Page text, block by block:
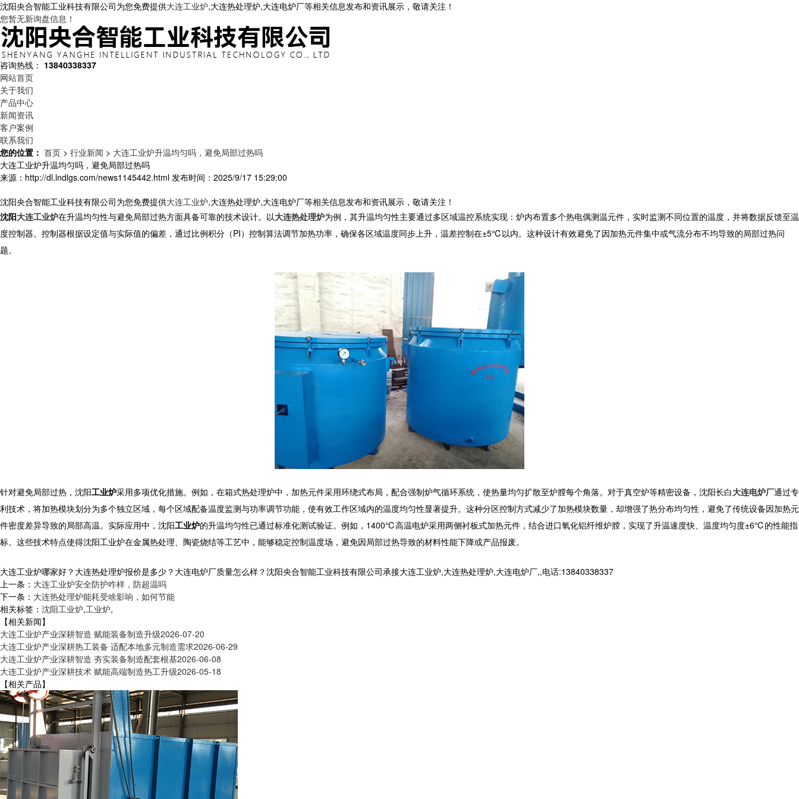
沈阳央合智能工业科技有限公司为您免费提供大连工业炉,大连热处理炉,大连电炉厂等相关信息发布和资讯展示，敬请关注！
您暂无新询盘信息！
咨询热线： 13840338337
网站首页
关于我们
产品中心
新闻资讯
客户案例
联系我们
您的位置： 首页 > 行业新闻 > 大连工业炉升温均匀吗，避免局部过热吗
大连工业炉升温均匀吗，避免局部过热吗
来源：http://dl.lndlgs.com/news1145442.html 发布时间：2025/9/17 15:29:00
沈阳央合智能工业科技有限公司为您免费提供大连工业炉,大连热处理炉,大连电炉厂等相关信息发布和资讯展示，敬请关注！
沈阳大连工业炉在升温均匀性与避免局部过热方面具备可靠的技术设计。以大连热处理炉为例，其升温均匀性主要通过多区域温控系统实现：炉内布置多个热电偶测温元件，实时监测不同位置的温度，并将数据反馈至温
度控制器。控制器根据设定值与实际值的偏差，通过比例积分（PI）控制算法调节加热功率，确保各区域温度同步上升，温差控制在±5℃以内。这种设计有效避免了因加热元件集中或气流分布不均导致的局部过热问
题。
针对避免局部过热，沈阳工业炉采用多项优化措施。例如，在箱式热处理炉中，加热元件采用环绕式布局，配合强制炉气循环系统，使热量均匀扩散至炉膛每个角落。对于真空炉等精密设备， 沈阳长白大连电炉厂通过专
利技术，将加热模块划分为多个独立区域，每个区域配备温度监测与功率调节功能，使有效工作区域内的温度均匀性显著提升。这种分区控制方式减少了加热模块数量，却增强了热分布均匀性，避免了传统设备因加热元
件密度差异导致的局部高温。实际应用中，沈阳工业炉的升温均匀性已通过标准化测试验证。例如，1400℃高温电炉采用两侧衬板式加热元件，结合进口氧化铝纤维炉膛，实现了升温速度快、温度均匀度±6℃的性能指
标。这些技术特点使得沈阳工业炉在金属热处理、陶瓷烧结等工艺中，能够稳定控制温度场，避免因局部过热导致的材料性能下降或产品报废。
大连工业炉哪家好？大连热处理炉报价是多少？大连电炉厂质量怎么样？沈阳央合智能工业科技有限公司承接大连工业炉,大连热处理炉,大连电炉厂,,电话:13840338337
上一条： 大连工业炉安全防护咋样，防超温吗
下一条： 大连热处理炉能耗受啥影响，如何节能
相关标签： 沈阳工业炉,工业炉,
【相关新闻】
大连工业炉产业深耕智造 赋能装备制造升级2026-07-20
大连工业炉产业深耕热工装备 适配本地多元制造需求2026-06-29
大连工业炉产业深耕智造 夯实装备制造配套根基2026-06-08
大连工业炉产业深耕技术 赋能高端制造热工升级2026-05-18
【相关产品】